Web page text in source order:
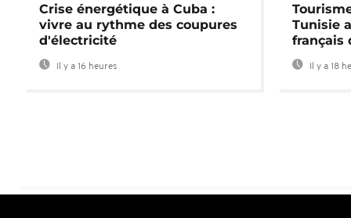
Crise énergétique à Cuba :
vivre au rythme des coupures
d'électricité
Il y a 16 heures
Tunisie
français
Il y a 18